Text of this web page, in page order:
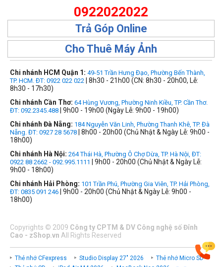
0922022022
Trả Góp Online
Cho Thuê Máy Ảnh
Chi nhánh HCM Quận 1: 49-51 Trần Hưng Đạo, Phường Bến Thành,
TP. HCM. ĐT: 0922 022 022 | 8h30 - 21h00 (CN: 8h30 - 20h00, Lễ:
8h30 - 17h30)
Chi nhánh Cần Thơ: 64 Hùng Vương, Phường Ninh Kiều, TP. Cần Thơ.
ĐT: 092.2345.488 | 9h00 - 19h00 (Ngày Lễ: 9h00 - 19h00)
Chi nhánh Đà Nẵng: 184 Nguyễn Văn Linh, Phường Thanh Khê, TP. Đà
Nẵng. ĐT: 0927 28 5678 | 8h00 - 20h00 (Chủ Nhật & Ngày Lễ: 9h00 -
18h00)
Chi nhánh Hà Nội: 264 Thái Hà, Phường Ô Chợ Dừa, TP. Hà Nội, ĐT:
0922 88 2662 - 092.995.1111
| 9h00 - 20h00 (Chủ Nhật & Ngày Lễ:
9h00 - 18h00)
Chi nhánh Hải Phòng: 101 Trần Phú, Phường Gia Viên, TP. Hải Phòng,
ĐT: 0835 091 246 | 9h00 - 20h00 (Chủ Nhật & Ngày Lễ: 9h00 -
18h00)
Copyrights © 2009 Công ty CPTM & DV Công nghệ số Đỉnh
Cao - zShop.vn All Rights Reserved
Thẻ nhớ CFexpress Studio Display 27" 2026
Thẻ nhớ Micro SD